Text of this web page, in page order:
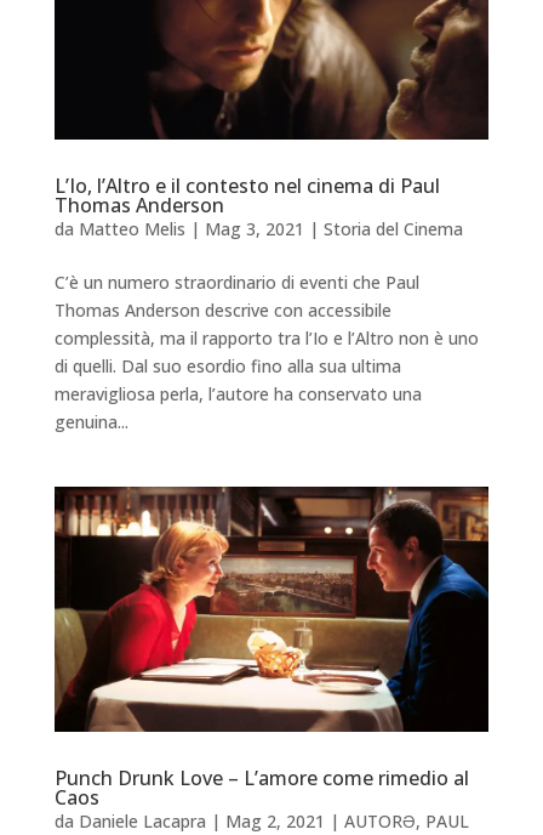
L’Io, l’Altro e il contesto nel cinema di Paul
Thomas Anderson
da Matteo Melis | Mag 3, 2021 | Storia del Cinema
C’è un numero straordinario di eventi che Paul
Thomas Anderson descrive con accessibile
complessità, ma il rapporto tra l’Io e l’Altro non è uno
di quelli. Dal suo esordio fino alla sua ultima
meravigliosa perla, l’autore ha conservato una
genuina...
Punch Drunk Love – L’amore come rimedio al
Caos
da Daniele Lacapra | Mag 2, 2021 | AUTORƏ, PAUL